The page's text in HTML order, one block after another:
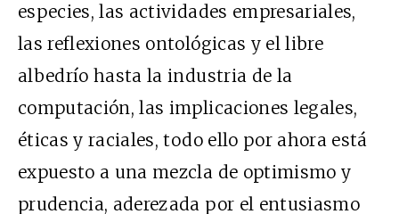
especies, las actividades empresariales,
las reflexiones ontológicas y el libre
albedrío hasta la industria de la
computación, las implicaciones legales,
éticas y raciales, todo ello por ahora está
expuesto a una mezcla de optimismo y
prudencia, aderezada por el entusiasmo